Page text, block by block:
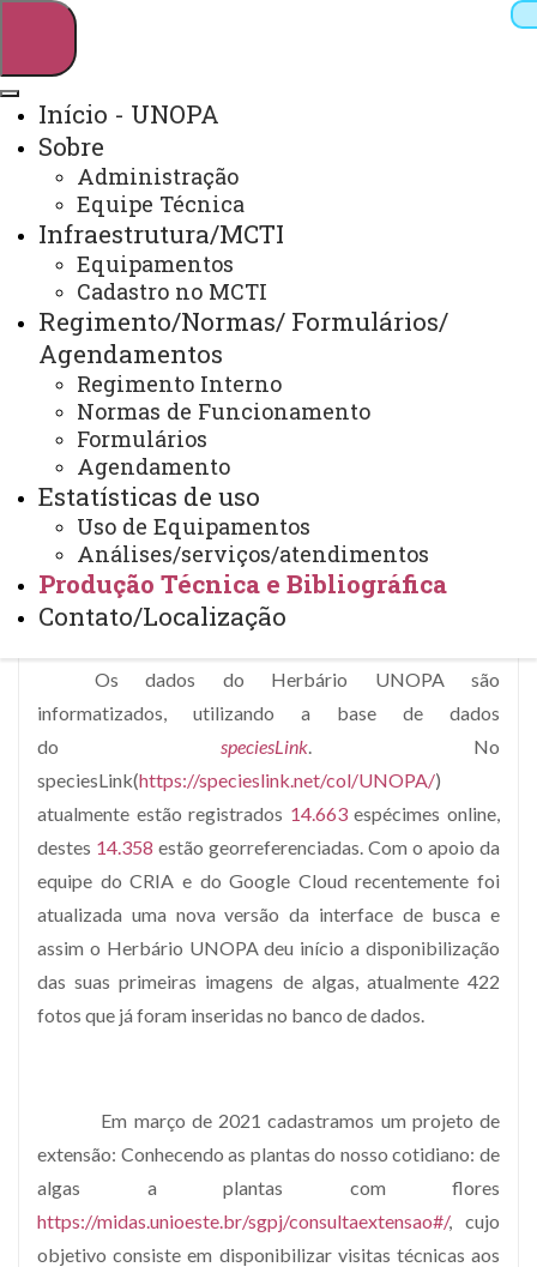
Webmail Sistemas
Arquivo Virtual
Início - UNOPA
Sobre
Administração
Equipe Técnica
Infraestrutura/MCTI
Equipamentos
Cadastro no MCTI
Regimento/Normas/ Formulários/
Agendamentos
Regimento Interno
Normas de Funcionamento
Formulários
Agendamento
Estatísticas de uso
Uso de Equipamentos
Análises/serviços/atendimentos
Produção Técnica e Bibliográfica
Contato/Localização
Produção Técnica e Bibliográfica
Os dados do Herbário UNOPA são
informatizados, utilizando a base de dados
do speciesLink. No
speciesLink(https://specieslink.net/col/UNOPA/)
atualmente estão registrados 14.663espécimes online,
destes 14.358 estão georreferenciadas. Com o apoio da
equipe do CRIA e do Google Cloud recentemente foi
atualizada uma nova versão da interface de busca e
assim o Herbário UNOPA deu início a disponibilização
das suas primeiras imagens de algas, atualmente 422
fotos que já foram inseridas no banco de dados.
Em março de 2021 cadastramos um projeto de
extensão: Conhecendo as plantas do nosso cotidiano: de
algas a plantas com flores
https://midas.unioeste.br/sgpj/consultaextensao#/, cujo
objetivo consiste em disponibilizar visitas técnicas aos